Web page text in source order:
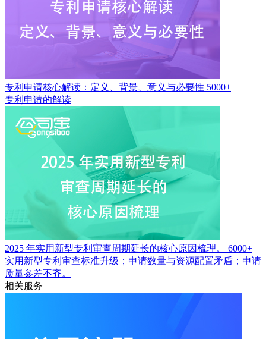
专利申请核心解读：定义、背景、意义与必要性 5000+
专利申请的解读
2025 年实用新型专利审查周期延长的核心原因梳理。
6000+
实用新型专利审查标准升级；申请数量与资源配置矛盾；申请
质量参差不齐。
相关服务